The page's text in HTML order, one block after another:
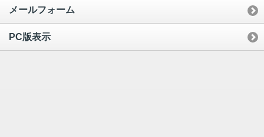
メールフォーム
PC版表示